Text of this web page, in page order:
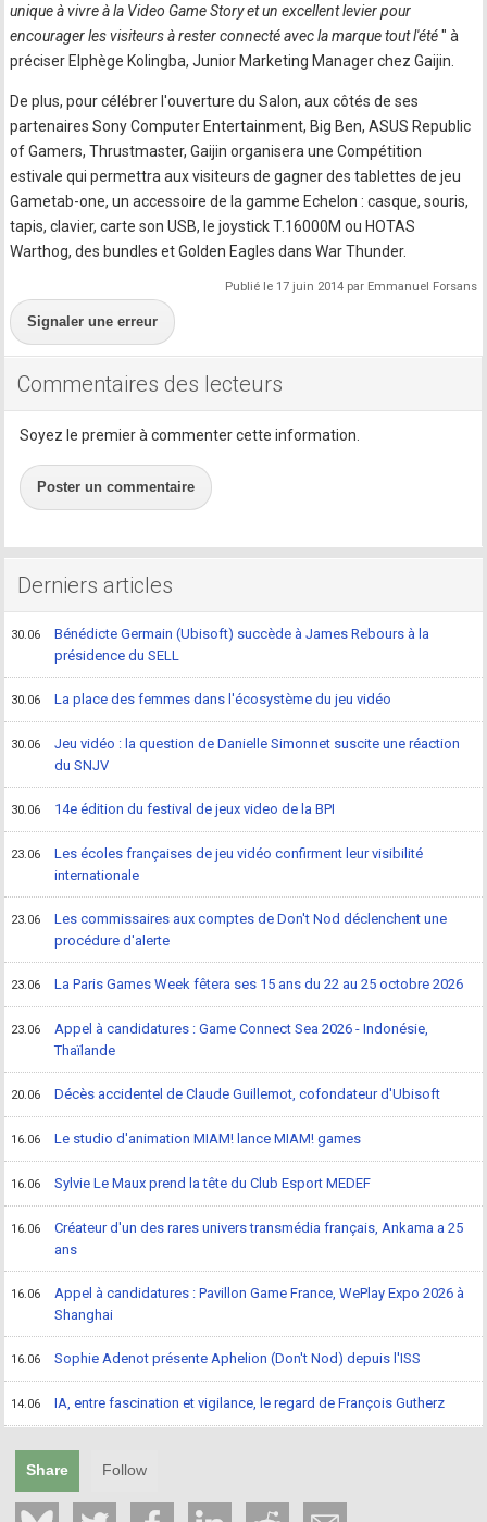
unique à vivre à la Video Game Story et un excellent levier pour
encourager les visiteurs à rester connecté avec la marque tout l'été" à
préciser Elphège Kolingba, Junior Marketing Manager chez Gaijin.
De plus, pour célébrer l'ouverture du Salon, aux côtés de ses
partenaires Sony Computer Entertainment, Big Ben, ASUS Republic
of Gamers, Thrustmaster, Gaijin organisera une Compétition
estivale qui permettra aux visiteurs de gagner des tablettes de jeu
Gametab-one, un accessoire de la gamme Echelon : casque, souris,
tapis, clavier, carte son USB, le joystick T.16000M ou HOTAS
Warthog, des bundles et Golden Eagles dans War Thunder.
Publié le 17 juin 2014 par Emmanuel Forsans
Signaler une erreur
Commentaires des lecteurs
Soyez le premier à commenter cette information.
Poster un commentaire
Derniers articles
30.06
Bénédicte Germain (Ubisoft) succède à James Rebours à la
présidence du SELL
30.06 La place des femmes dans l'écosystème du jeu vidéo
30.06
Jeu vidéo : la question de Danielle Simonnet suscite une réaction
du SNJV
30.06 14e édition du festival de jeux video de la BPI
23.06
Les écoles françaises de jeu vidéo confirment leur visibilité
internationale
23.06
Les commissaires aux comptes de Don't Nod déclenchent une
procédure d'alerte
23.06 La Paris Games Week fêtera ses 15 ans du 22 au 25 octobre 2026
23.06
Appel à candidatures : Game Connect Sea 2026 - Indonésie,
Thaïlande
20.06 Décès accidentel de Claude Guillemot, cofondateur d'Ubisoft
16.06 Le studio d'animation MIAM! lance MIAM! games
16.06 Sylvie Le Maux prend la tête du Club Esport MEDEF
16.06
Créateur d'un des rares univers transmédia français, Ankama a 25
ans
16.06
Appel à candidatures : Pavillon Game France, WePlay Expo 2026 à
Shanghai
16.06 Sophie Adenot présente Aphelion (Don't Nod) depuis l'ISS
14.06 IA, entre fascination et vigilance, le regard de François Gutherz
Share Follow